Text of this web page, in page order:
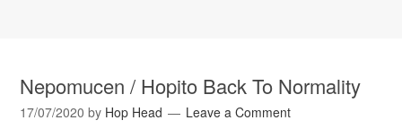
Nepomucen / Hopito Back To Normality
17/07/2020 by Hop Head Leave a Comment